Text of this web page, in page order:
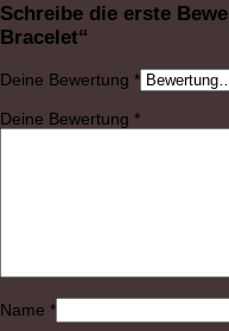
Schreibe die erste
Bracelet“
Deine Bewertung *
Deine Bewertung *
Name *